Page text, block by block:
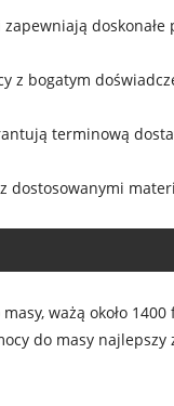
doskonałe
z bogatym
terminową
dostosowanymi
ważą około
do masy najlepszy